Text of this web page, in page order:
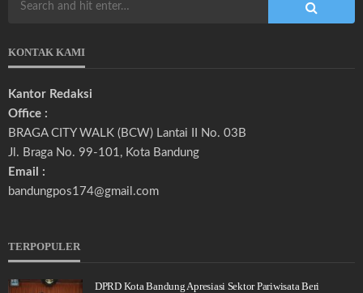
KONTAK KAMI
Kantor Redaksi
Office :
BRAGA CITY WALK (BCW) Lantai II No. 03B
Jl. Braga No. 99-101, Kota Bandung
Email :
bandungpos174@gmail.com
TERPOPULER
DPRD Kota Bandung Apresiasi Sektor Pariwisata Beri